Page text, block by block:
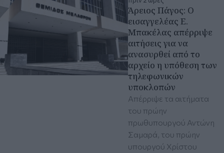
Άρειος Πάγος: Ο
εισαγγελέας Ε.
Μπακέλας απέρριψε
αιτήσεις για να
ανασυρθεί από το
αρχείο η υπόθεση των
τηλεφωνικών
υποκλοπών
Απέρριψε τα αιτήματα
του πρώην
πρωθυπουργού Αντώνη
Σαμαρά, του πρώην
υπουργού Χρίστου